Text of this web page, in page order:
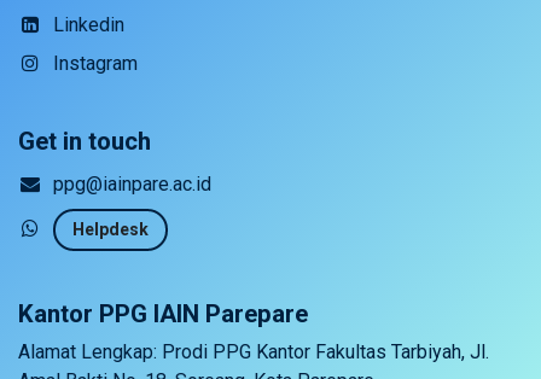
Linkedin
Instagram
Get in touch
ppg@iainpare.ac.id
Helpdesk
Kantor PPG IAIN Parepare
Alamat Lengkap: Prodi PPG Kantor Fakultas Tarbiyah, Jl.